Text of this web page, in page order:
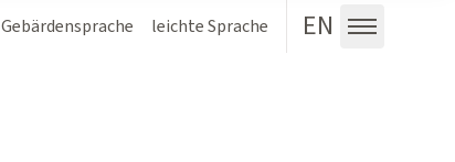
Gebärdensprache leichte Sprache EN
Menü